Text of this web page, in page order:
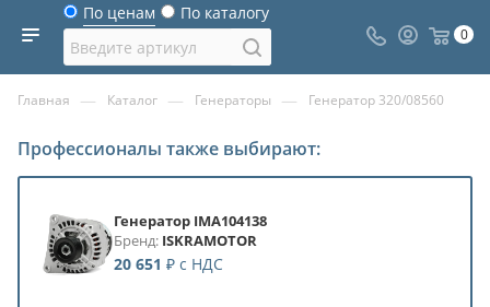
По ценам По каталогу
0
Главная — Каталог — Генераторы — Генератор 320/08560
Профессионалы также выбирают:
Генератор IMA104138
Бренд: ISKRAMOTOR
20 651 ₽ с НДС